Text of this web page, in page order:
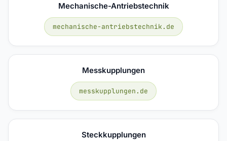
Mechanische-Antriebstechnik
mechanische-antriebstechnik.de
Messkupplungen
messkupplungen.de
Steckkupplungen